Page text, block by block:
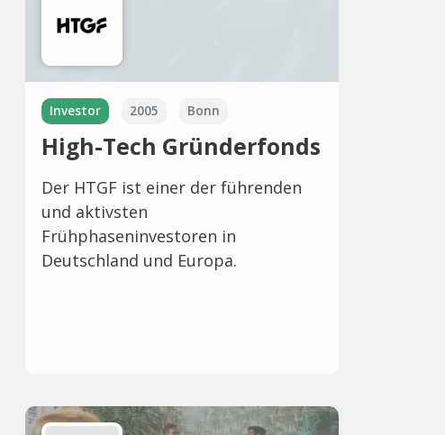
Investor 2005 Bonn
High-Tech Gründerfonds
Der HTGF ist einer der führenden
und aktivsten
Frühphaseninvestoren in
Deutschland und Europa.